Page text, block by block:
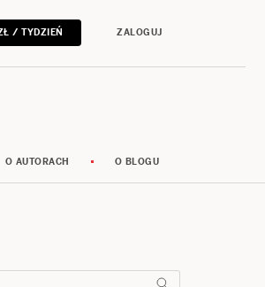
/ TYDZIEŃ ZALOGUJ
O AUTORACH O BLOGU